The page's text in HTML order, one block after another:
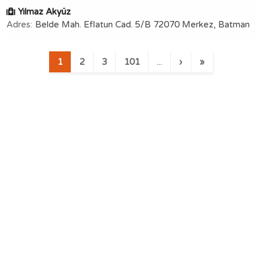
Yılmaz Akyüz
Adres: Belde Mah. Eflatun Cad. 5/B 72070 Merkez, Batman
1 2 3 101 ... › »